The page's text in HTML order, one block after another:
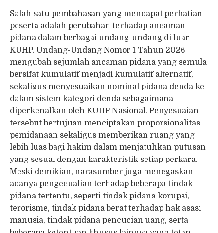
Salah satu pembahasan yang mendapat perhatian
peserta adalah perubahan terhadap ancaman
pidana dalam berbagai undang-undang di luar
KUHP. Undang-Undang Nomor 1 Tahun 2026
mengubah sejumlah ancaman pidana yang semula
bersifat kumulatif menjadi kumulatif alternatif,
sekaligus menyesuaikan nominal pidana denda ke
dalam sistem kategori denda sebagaimana
diperkenalkan oleh KUHP Nasional. Penyesuaian
tersebut bertujuan menciptakan proporsionalitas
pemidanaan sekaligus memberikan ruang yang
lebih luas bagi hakim dalam menjatuhkan putusan
yang sesuai dengan karakteristik setiap perkara.
Meski demikian, narasumber juga menegaskan
adanya pengecualian terhadap beberapa tindak
pidana tertentu, seperti tindak pidana korupsi,
terorisme, tindak pidana berat terhadap hak asasi
manusia, tindak pidana pencucian uang, serta